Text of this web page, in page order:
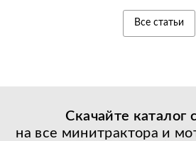
Все статьи
Скачайте каталог с
на все минитрактора и